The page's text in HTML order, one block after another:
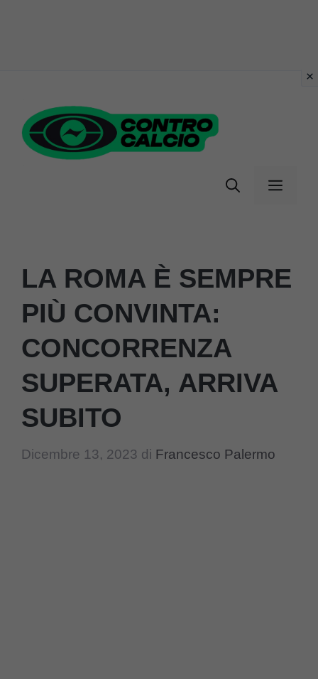
contenuto
Menu
LA ROMA È SEMPRE
PIÙ CONVINTA:
CONCORRENZA
SUPERATA, ARRIVA
SUBITO
Dicembre 13, 2023 di Francesco Palermo